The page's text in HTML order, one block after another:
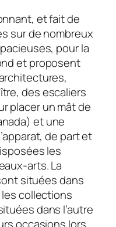
et fait de
sur de nombreux
pour la
et proposent
des escaliers
placer un mât de
et une
de part et
les
arts. La
situées dans
collections
dans l’autre